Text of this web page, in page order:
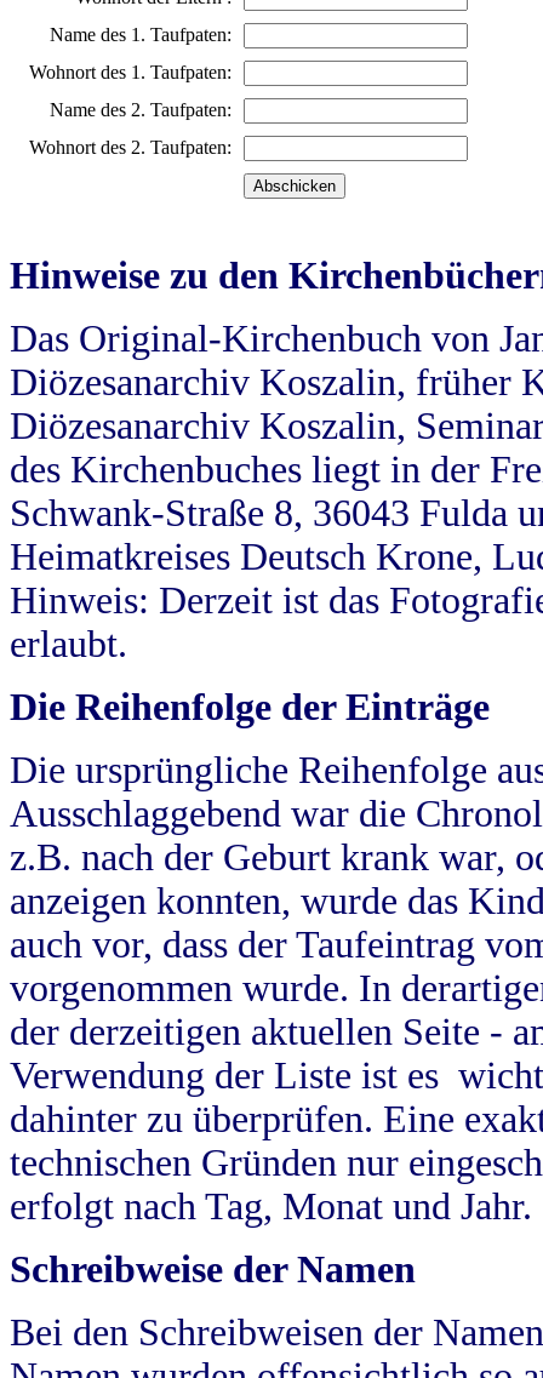
Name des 1. Taufpaten:
Wohnort des 1. Taufpaten:
Name des 2. Taufpaten:
Wohnort des 2. Taufpaten:
Hinweise zu den
Das Original-Kirchenbuch von
Diözesanarchiv Koszalin, früher
Diözesanarchiv Koszalin,
des Kirchenbuches liegt in der
Schwank-Straße 8, 36043 Fulda
Heimatkreises Deutsch Krone,
Hinweis: Derzeit ist das
erlaubt.
Die Reihenfolge der Einträge
Die ursprüngliche Reihenfolge
Ausschlaggebend war die
z.B. nach der Geburt krank war,
anzeigen konnten, wurde das
auch vor, dass der Taufeintrag
vorgenommen wurde. In
der derzeitigen aktuellen Seite -
Verwendung der Liste ist es
dahinter zu überprüfen. Eine
technischen Gründen nur
erfolgt nach Tag, Monat und Jahr.
Schreibweise der Namen
Bei den Schreibweisen der